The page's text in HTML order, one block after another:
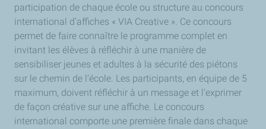
participation de chaque école ou structure au concours
international d’affiches « VIA Creative ». Ce concours
permet de faire connaître le programme complet en
invitant les élèves à réfléchir à une manière de
sensibiliser jeunes et adultes à la sécurité des piétons
sur le chemin de l’école. Les participants, en équipe de 5
maximum, doivent réfléchir à un message et l’exprimer
de façon créative sur une affiche. Le concours
international comporte une première finale dans chaque